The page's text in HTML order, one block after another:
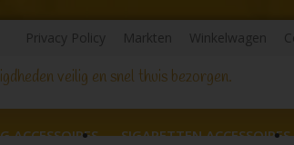
Privacy Policy Markten Winkelwagen
veilig en snel thuis bezorgen.
ACCESSOIRES SIGARETTEN ACCESSOIRES